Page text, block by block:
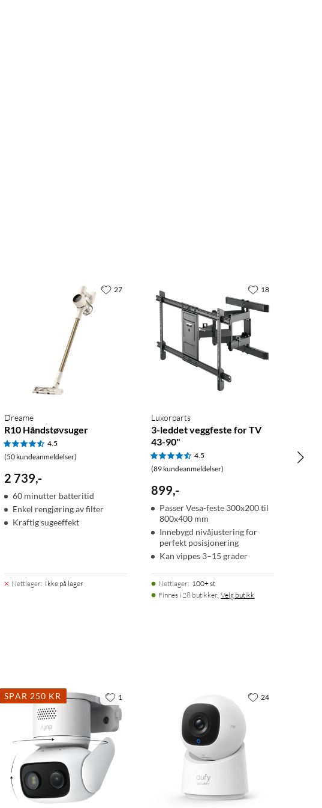
Dreame
R10 Håndstøvsuger
4.5
(50 kundeanmeldelser)
2 739,-
60 minutter batteritid
Enkel rengjøring av filter
Kraftig sugeeffekt
Nettlager: Ikke på lager
27
Luxorparts
3-leddet veggfeste for TV
43-90"
4.5
(89 kundeanmeldelser)
899,-
Passer Vesa-feste 300x200 til
800x400 mm
Innebygd nivåjustering for
perfekt posisjonering
Kan vippes 3–15 grader
Nettlager: 100+ st
Finnes i 28 butikker. Velg butikk
18
SPAR 250 KR 1 24